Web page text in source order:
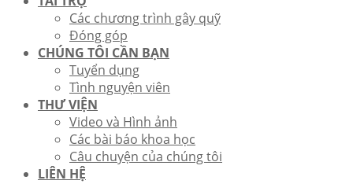
Các chương trình gây quỹ
Đóng góp
CHÚNG TÔI CẦN BẠN
Tuyển dụng
Tình nguyện viên
THƯ VIỆN
Video và Hình ảnh
Các bài báo khoa học
Câu chuyện của chúng tôi
LIÊN HỆ